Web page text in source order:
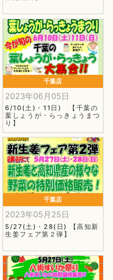
千葉店
2023年06月05日
6/10(土)・11日) 【千葉の
葉しょうが・らっきょうまつ
り】
千葉店
2023年05月25日
5/27(土)・28(日) 【高知新
生姜フェア第２弾】